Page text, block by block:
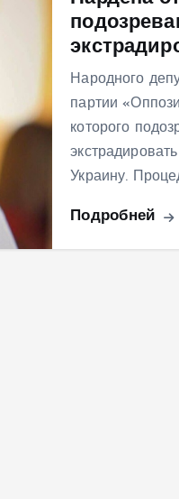
Народного
партии
которого
Украину.
Подробней